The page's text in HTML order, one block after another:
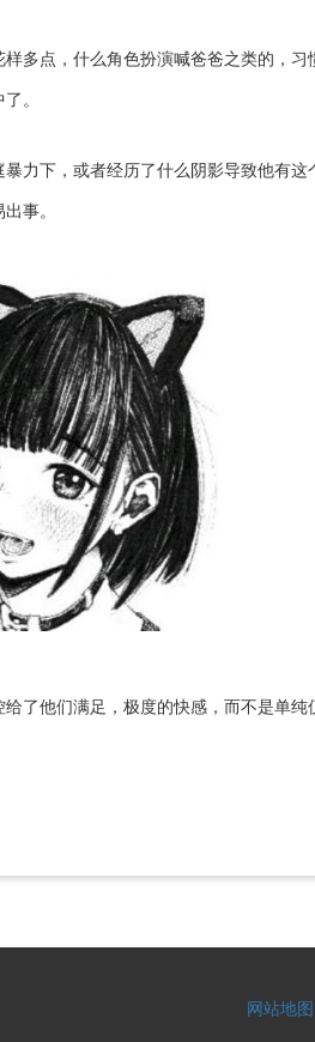
多点，什么角色扮演喊爸爸之类的，
。
力下，或者经历了什么阴影导致他有
事。
了他们满足，极度的快感，而不是单纯
网站地图